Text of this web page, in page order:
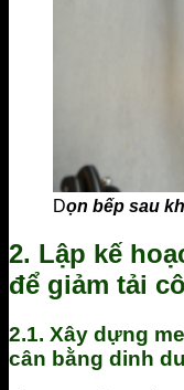
Dọn bếp sau
2. Lập kế
để giảm tải
2.1. Xây dựng
cân bằng dinh